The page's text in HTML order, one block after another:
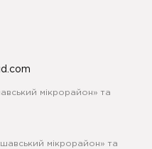
мікрорайон» та
мікрорайон» та